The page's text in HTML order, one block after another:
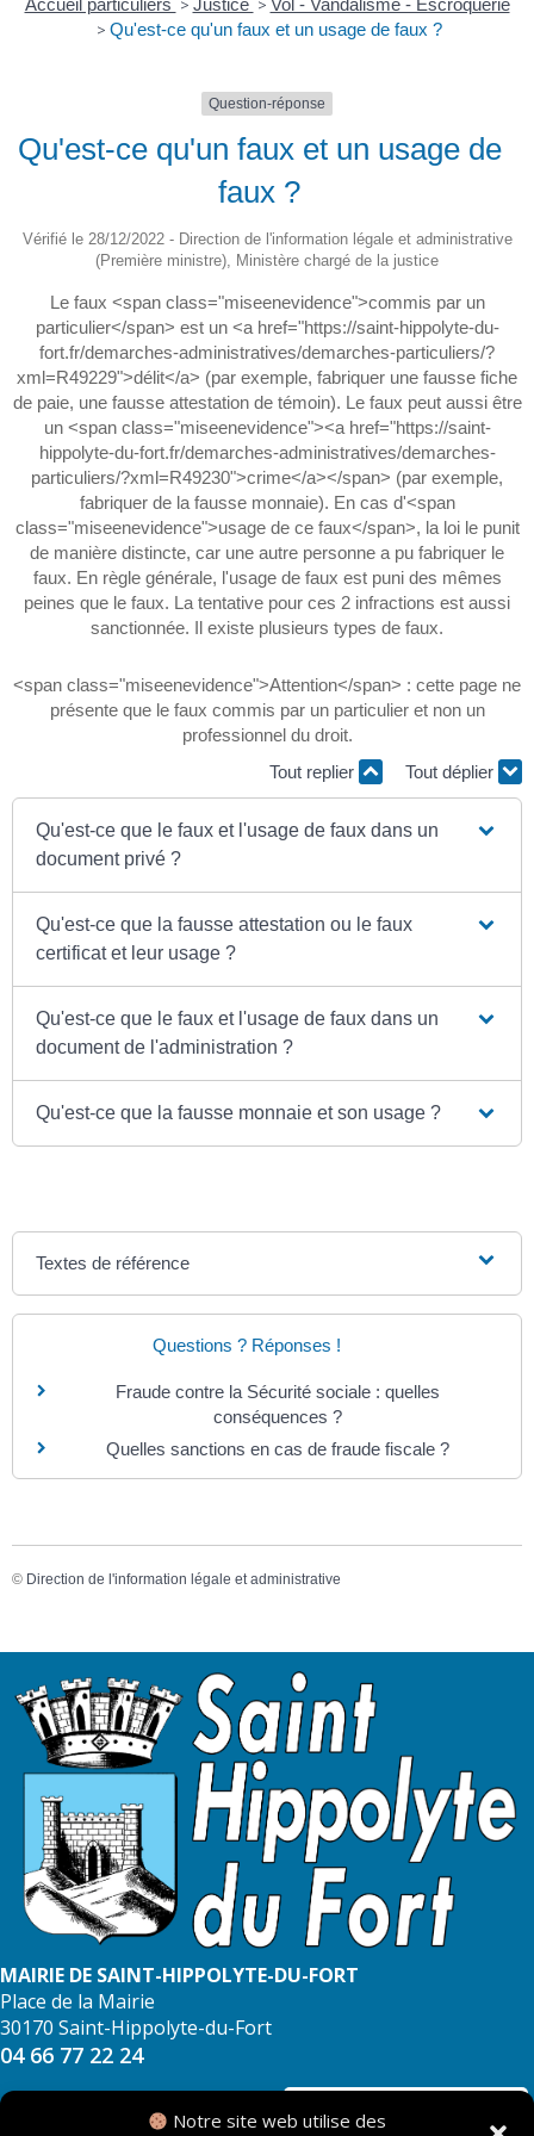
Notre site web utilise des
Accueil particuliers > Justice > Vol - Vandalisme - Escroquerie
> Qu'est-ce qu'un faux et un usage de faux ?
Question-réponse
Qu'est-ce qu'un faux et un usage de
faux ?
Vérifié le 28/12/2022 - Direction de l'information légale et administrative
(Première ministre), Ministère chargé de la justice
Le faux <span class="miseenevidence">commis par un
particulier</span> est un <a href="https://saint-hippolyte-du-
fort.fr/demarches-administratives/demarches-particuliers/?
xml=R49229">délit</a> (par exemple, fabriquer une fausse fiche
de paie, une fausse attestation de témoin). Le faux peut aussi être
un <span class="miseenevidence"><a href="https://saint-
hippolyte-du-fort.fr/demarches-administratives/demarches-
particuliers/?xml=R49230">crime</a></span> (par exemple,
fabriquer de la fausse monnaie). En cas d'<span
class="miseenevidence">usage de ce faux</span>, la loi le punit
de manière distincte, car une autre personne a pu fabriquer le
faux. En règle générale, l'usage de faux est puni des mêmes
peines que le faux. La tentative pour ces 2 infractions est aussi
sanctionnée. Il existe plusieurs types de faux.
<span class="miseenevidence">Attention</span> : cette page ne
présente que le faux commis par un particulier et non un
professionnel du droit.
Tout replier
Tout déplier
Qu'est-ce que le faux et l'usage de faux dans un
document privé ?
Qu'est-ce que la fausse attestation ou le faux
certificat et leur usage ?
Qu'est-ce que le faux et l'usage de faux dans un
document de l'administration ?
Qu'est-ce que la fausse monnaie et son usage ?
Textes de référence
Questions ? Réponses !
Fraude contre la Sécurité sociale : quelles
conséquences ?
Quelles sanctions en cas de fraude fiscale ?
© Direction de l'information légale et administrative
MAIRIE DE SAINT-HIPPOLYTE-DU-FORT
Place de la Mairie
30170 Saint-Hippolyte-du-Fort
04 66 77 22 24
NOUS CONTACTER